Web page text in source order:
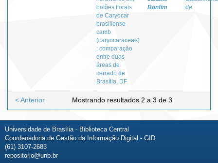
botões florais
de Caryocar
brasiliense
camb
(caryocaraceae)
: comparação
entre duas
áreas de
cerrado de
Brasília, DF
Bonfim
de
Mostrando resultados 2 a 3 de 3
< Anterior
Universidade de Brasília - Biblioteca Central
Coordenadoria de Gestão da Informação Digital - GID
(61) 3107-2683
repositorio@unb.br